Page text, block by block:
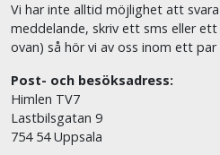
Vi har inte alltid möjlighet att
meddelande, skriv ett sms eller
ovan) så hör vi av oss inom ett par
Post- och besöksadress:
Himlen TV7
Lastbilsgatan 9
754 54 Uppsala